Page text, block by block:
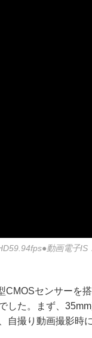
動画電子IS
CMOSセンサーを
した。まず、
自撮り動画撮影時